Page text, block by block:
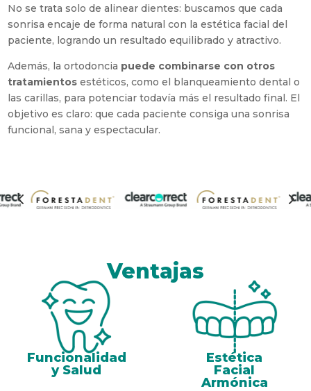
No se trata solo de alinear dientes: buscamos que cada
sonrisa encaje de forma natural con la estética facial del
paciente, logrando un resultado equilibrado y atractivo.
Además, la ortodoncia puede combinarse con otros
tratamientos estéticos, como el blanqueamiento dental o
las carillas, para potenciar todavía más el resultado final. El
objetivo es claro: que cada paciente consiga una sonrisa
funcional, sana y espectacular.
4 5
Ventajas
Funcionalidad
y Salud
Estética
Facial
Armónica